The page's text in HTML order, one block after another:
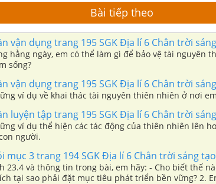
Bài tiếp theo
vận dụng trang 195 SGK Địa lí 6 Chân trời
hằng ngày, em có thể làm gì để bảo vệ tài nguyên
sống?
vận dụng trang 195 SGK Địa lí 6 Chân trời
ví dụ về khai thác tài nguyên thiên nhiên ở nơi
luyện tập trang 195 SGK Địa lí 6 Chân trời
ví dụ thể hiện các tác động của thiên nhiên lên
người.
mục 3 trang 194 SGK Địa lí 6 Chân trời sáng tạo
23.4 và thông tin trong bài, em hãy: - Cho biết thế
tại sao phải đặt mục tiêu phát triển bền vững? 2.